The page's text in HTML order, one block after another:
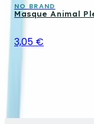
NO BRAND
Masque Animal
3,05 €